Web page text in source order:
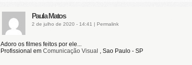
Paula Matos
2 de julho de 2020 - 14:41 | Permalink
Adoro os filmes feitos por ele...
Profissional em Comunicação Visual , Sao Paulo - SP